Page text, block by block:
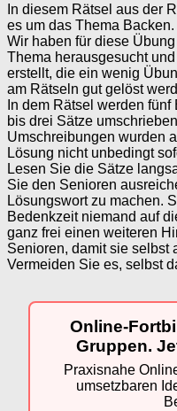
In diesem Rätsel aus der
es um das Thema Backen.
Wir haben für diese
Thema herausgesucht
erstellt, die ein wenig
am Rätseln gut gelöst
In dem Rätsel werden
bis drei Sätze
Umschreibungen wurden
Lösung nicht unbedingt
Lesen Sie die Sätze
Sie den Senioren
Lösungswort zu machen.
Bedenkzeit niemand auf
ganz frei einen weiteren
Senioren, damit sie selbst
Vermeiden Sie es, selbst
Online-
Gruppen.
Praxisnahe
umsetzbaren